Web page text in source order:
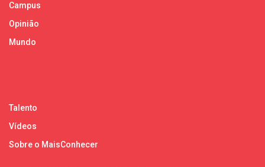
Campus
Opinião
Mundo
Talento
Vídeos
Sobre o MaisConhecer